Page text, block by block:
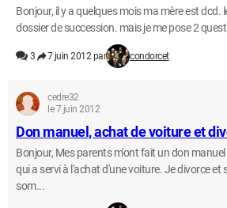
Bonjour, il y a quelques mois ma mère est dcd.
dossier de succession. mais je me pose 2
3 7 juin 2012 par condorcet
cedre32
le 7 juin 2012
Don manuel, achat de voiture et
Bonjour, Mes parents m'ont fait un don
qui a servi à l'achat d'une voiture. Je divorce et
som...